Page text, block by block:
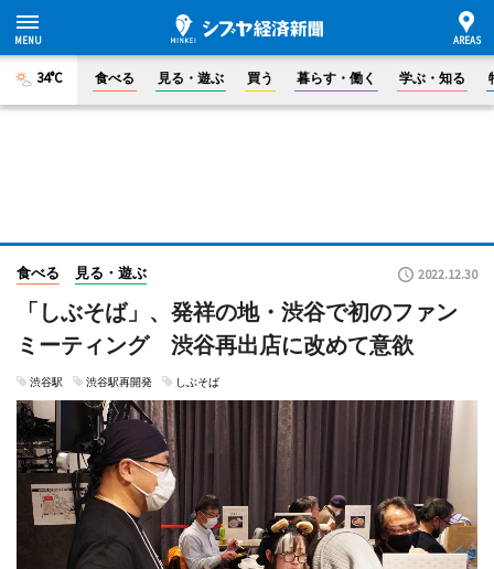
34°C 食べる 見る・遊ぶ 買う 暮らす・働く 学ぶ・知る
食べる 見る・遊ぶ 2022.12.30
「しぶそば」、発祥の地・渋谷で初のファン
ミーティング 渋谷再出店に改めて意欲
渋谷駅 渋谷駅再開発 しぶそば